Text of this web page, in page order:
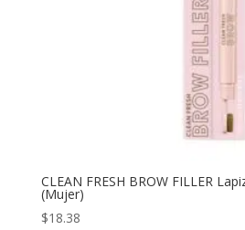
CLEAN FRESH BROW FILLER
(Mujer)
$18.38